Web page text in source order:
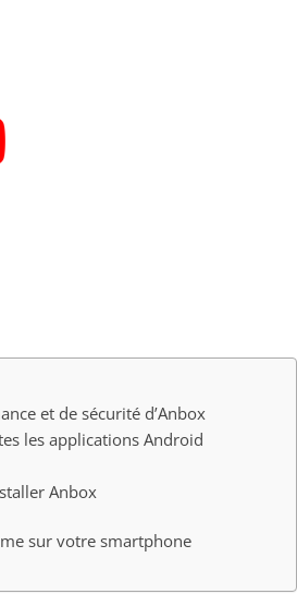
et de sécurité d’Anbox
les applications Android
Anbox
sur votre smartphone